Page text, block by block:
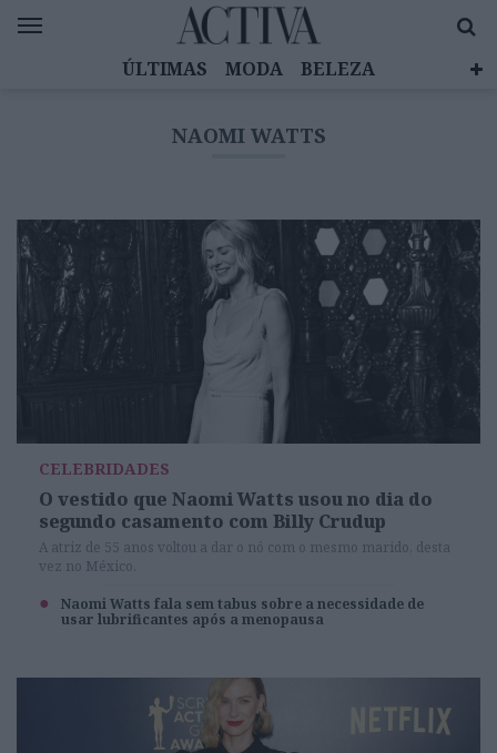
ÚLTIMAS MODA
BELEZA
MULHERES INSPIRADORAS
NAOMI WATTS
CELEBRIDADES
O vestido que Naomi Watts usou no dia do
segundo casamento com Billy Crudup
A atriz de 55 anos voltou a dar o nó com o mesmo marido, desta
vez no México.
Naomi Watts fala sem tabus sobre a necessidade de
usar lubrificantes após a menopausa